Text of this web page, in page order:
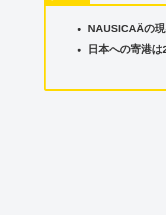
NAUSICAÄの
日本への寄港